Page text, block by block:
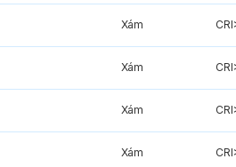
Xám
Xám
Xám
Xám